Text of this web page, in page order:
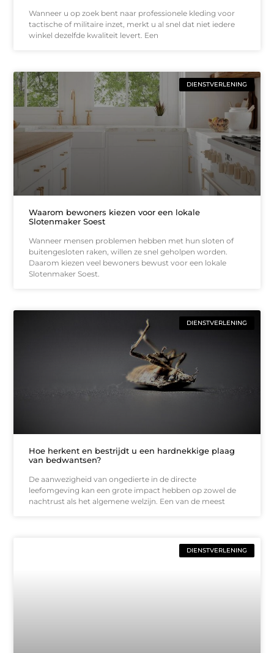
Wanneer u op zoek bent naar professionele kleding voor
tactische of militaire inzet, merkt u al snel dat niet iedere
winkel dezelfde kwaliteit levert. Een
DIENSTVERLENING
Waarom bewoners kiezen voor een lokale
Slotenmaker Soest
Wanneer mensen problemen hebben met hun sloten of
buitengesloten raken, willen ze snel geholpen worden.
Daarom kiezen veel bewoners bewust voor een lokale
Slotenmaker Soest.
DIENSTVERLENING
Hoe herkent en bestrijdt u een hardnekkige plaag
van bedwantsen?
De aanwezigheid van ongedierte in de directe
leefomgeving kan een grote impact hebben op zowel de
nachtrust als het algemene welzijn. Een van de meest
DIENSTVERLENING